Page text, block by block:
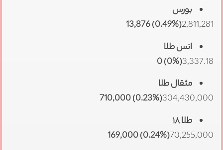
بورس
2,811,281
(0.49%) 13,876
انس طلا
3,337.18
(0%) 0
مثقال طلا
304,430,000
(0.23%) 710,000
طلا ۱۸
70,255,000
(0.24%) 169,000